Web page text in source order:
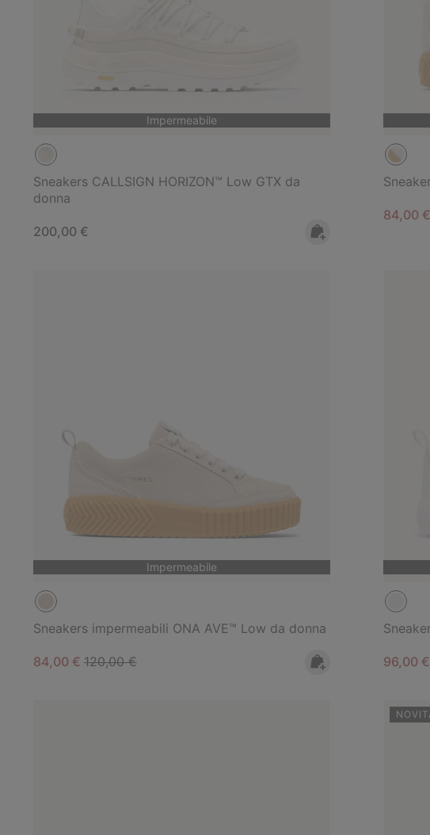
Impermeabile
Sneakers CALLSIGN HORIZON™ Low GTX da
donna
Regular price:
200,00 €
Sale
84,00
Impermeabile
Sneakers impermeabili ONA AVE™ Low da donna
Sale price:
84,00 € Regular price:
120,00 € Sale
96,00